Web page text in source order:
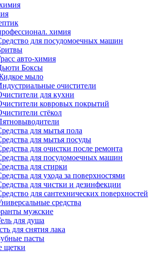
химия
для посудомоечных машин
авто-химия
Боксы
мыло
очистители
для кухни
ковровых покрытий
стёкол
для мытья пола
для мытья посуды
для очистки после ремонта
для посудомоечных машин
для стирки
для ухода за поверхностями
для чистки и дезинфекции
для сантехнических поверхностей
средства
мужские
для душа
для снятия лака
пасты
щетки